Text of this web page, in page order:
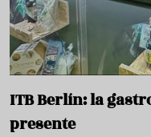
ITB Berlín: la
presente